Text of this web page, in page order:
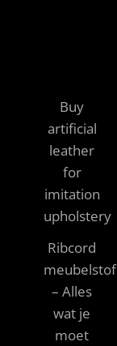
Buy
artificial
leather
for
imitation
upholstery
Ribcord
meubelstof
– Alles
wat je
moet